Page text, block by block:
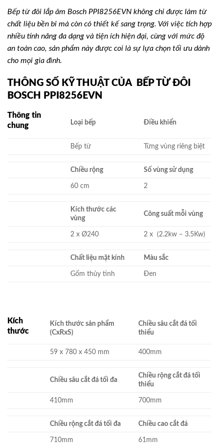
Bếp từ đôi lắp âm Bosch PPI8256EVN không chỉ được làm từ
chất liệu bền bỉ mà còn có thiết kế sang trọng. Với việc tích hợp
nhiều tính năng đa dạng và tiện ích hiện đại, cùng với mức độ
an toàn cao, sản phẩm này được coi là sự lựa chọn tối ưu dành
cho mọi gia đình.
THÔNG SỐ KỸ THUẬT CỦA BẾP TỪ ĐÔI
BOSCH PPI8256EVN
Thông tin
chung
Loại bếp Điều khiển
Bếp từ Từng vùng riêng biệt
Chiều rộng Số vùng sử dụng
60 cm 2
Kích thước các
vùng
Công suất mỗi vùng
2 x Ø240 2 x (2.2kw – 3.5Kw)
Chất liệu mặt kính Màu sắc
Gốm thủy tinh Đen
Kích
thước
Kích thước sản phẩm
(CxRxS)
Chiều sâu cắt đá tối
thiểu
59 x 780 x 450 mm 400mm
Chiều sâu cắt đá tối đa
Chiều rộng cắt đá tối
thiểu
410mm 700mm
Chiều rộng cắt đá tối đa Chiều cao cắt đá
710mm 61mm